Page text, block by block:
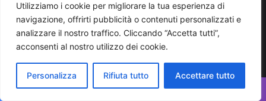
Utilizziamo i cookie per migliorare la tua esperienza di
navigazione, offrirti pubblicità o contenuti personalizzati e
analizzare il nostro traffico. Cliccando “Accetta tutti”,
acconsenti al nostro utilizzo dei cookie.
Personalizza Rifiuta tutto Accettare tutto
24/10/2000. Direttore responsabile Antonio Rubino
Cerco/Vendo
Offerte di lavoro Puglia Archivio
Contatti
Cookies Policy
Privacy Policy Info pubblicità elettorale
Facebook
X You